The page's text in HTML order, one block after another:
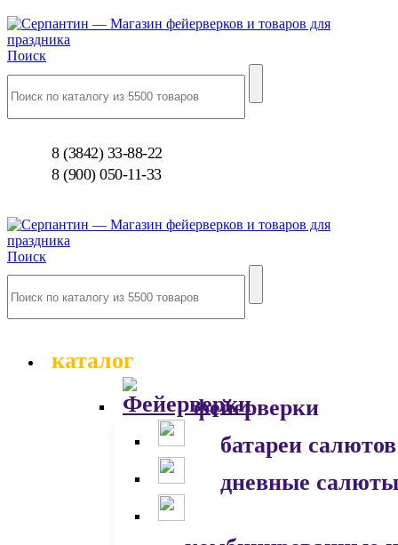
Поиск
8 (3842) 33-88-22
8 (900) 050-11-33
Поиск
каталог
фейерверки
батареи салютов
дневные салюты